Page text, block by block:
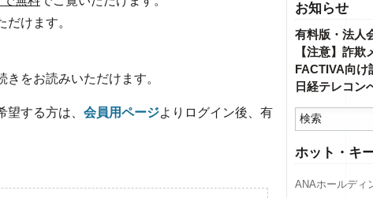
お知らせ
有料版・法人
【注意】詐
FACTIVA向け
日経テレコン
ホット・キ
ANAホールディ
だけます。
をお読みいただけます。
する方は、 会員用ページよりログイン後、有